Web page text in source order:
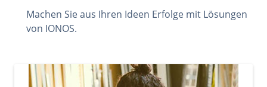
Machen Sie aus Ihren Ideen Erfolge mit Lösungen
von IONOS.